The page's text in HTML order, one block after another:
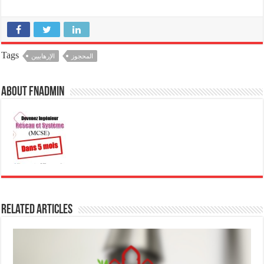
الصغير، على مستوى نقطة
"واد أليان الدالية"، حين تلقى
مكالمة هاتفية، ليعمد…
Tags الإرهابيين المحجوز
About fnadmin
Related Articles